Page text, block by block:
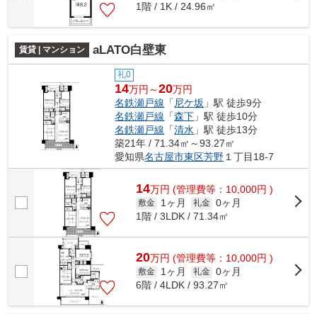
1階 / 1K / 24.96㎡
賃貸 | マンション aLATO白壁東
礼0
14万円～20万円
名鉄瀬戸線 「 尼ケ坂 」駅 徒歩9分
名鉄瀬戸線 「森下 」駅 徒歩10分
名鉄瀬戸線 「清水 」駅 徒歩13分
築21年 / 71.34㎡～93.27㎡
愛知県名古屋市東区芳野 １丁目18-7
14万円 (管理費等：10,000円 )
敷金 1ヶ月 礼金 0ヶ月
1階 / 3LDK / 71.34㎡
20万円 (管理費等：10,000円 )
敷金 1ヶ月 礼金 0ヶ月
6階 / 4LDK / 93.27㎡